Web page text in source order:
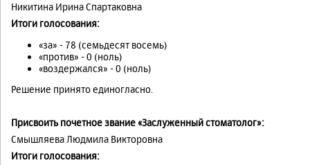
Никитина Ирина Спартаковна
Итоги голосования:
«за» - 78 (семьдесят восемь)
«против» - 0 (ноль)
«воздержался» - 0 (ноль)
Решение принято единогласно.
Присвоить почетное звание «Заслуженный стоматолог»:
Смышляева Людмила Викторовна
Итоги голосования: